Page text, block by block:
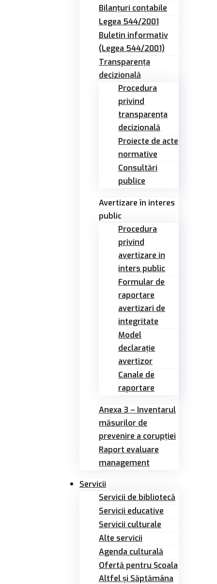
Bilanțuri contabile
Legea 544/2001
Buletin informativ
(Legea 544/2001)
Transparența
decizională
Procedura
privind
transparența
decizională
Proiecte de acte
normative
Consultări
publice
Avertizare în interes
public
Procedura
privind
avertizare in
inters public
Formular de
raportare
avertizari de
integritate
Model
declarație
avertizor
Canale de
raportare
Anexa 3 – Inventarul
măsurilor de
prevenire a corupției
Raport evaluare
management
Servicii
Servicii de bibliotecă
Servicii educative
Servicii culturale
Alte servicii
Agenda culturală
Ofertă pentru Şcoala
Altfel și Săptămâna